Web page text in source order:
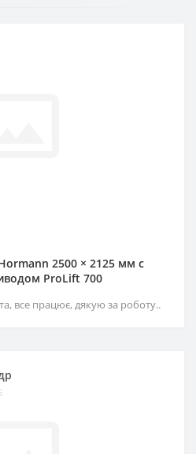
2500 × 2125 мм c
ProLift 700
все працює, дякую за роботу..